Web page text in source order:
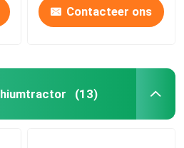
Contacteer ons
(13)